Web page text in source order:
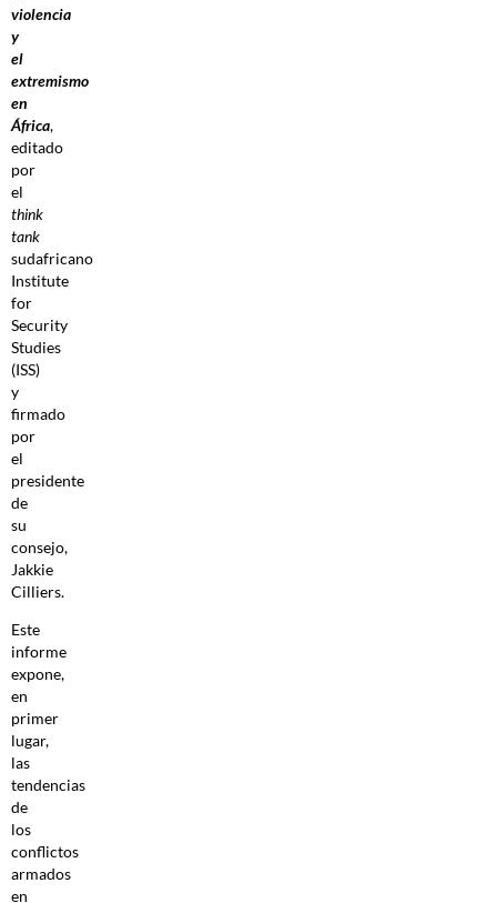
violencia
y
el
extremismo
en
África,
editado
por
el
think
tank
sudafricano
Institute
for
Security
Studies
(ISS)
y
firmado
por
el
presidente
de
su
consejo,
Jakkie
Cilliers.
Este
informe
expone,
en
primer
lugar,
las
tendencias
de
los
conflictos
armados
en